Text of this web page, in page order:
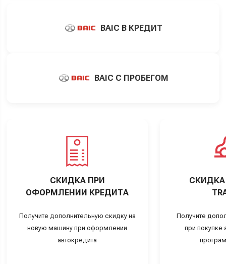
BAIC В КРЕДИТ
BAIC С ПРОБЕГОМ
СКИДКА ПРИ
ОФОРМЛЕНИИ КРЕДИТА
Получите дополнительную скидку на
новую машину при оформлении
автокредита
СКИДКА
Получите
при покупке